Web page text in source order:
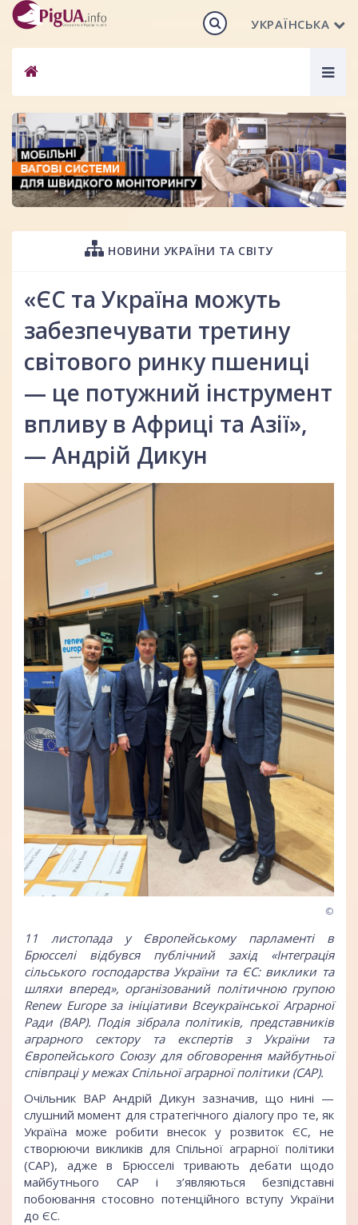
УКРАЇНСЬКА
НОВИНИ УКРАЇНИ ТА СВІТУ
«ЄС та Україна можуть
забезпечувати третину
світового ринку пшениці
— це потужний інструмент
впливу в Африці та Азії»,
— Андрій Дикун
©
11 листопада у Європейському парламенті в
Брюсселі відбувся публічний захід «Інтеграція
сільського господарства України та ЄС: виклики та
шляхи вперед», організований політичною групою
Renew Europe за ініціативи Всеукраїнської Аграрної
Ради (ВАР). Подія зібрала політиків, представників
аграрного сектору та експертів з України та
Європейського Союзу для обговорення майбутньої
співпраці у межах Спільної аграрної політики (САР).
Очільник ВАР Андрій Дикун зазначив, що нині —
слушний момент для стратегічного діалогу про те, як
Україна може робити внесок у розвиток ЄС, не
створюючи викликів для Спільної аграрної політики
(CAP), адже в Брюсселі тривають дебати щодо
майбутнього CAP і з’являються безпідставні
побоювання стосовно потенційного вступу України
до ЄС.